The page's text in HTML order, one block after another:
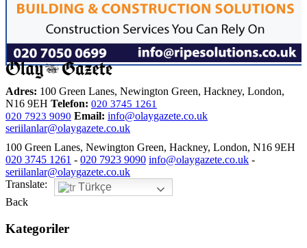
Adres: 100 Green Lanes, Newington Green, Hackney, London,
N16 9EH Telefon: 020 3745 1261
020 7923 9090 Email: info@olaygazete.co.uk
seriilanlar@olaygazete.co.uk
100 Green Lanes, Newington Green, Hackney, London, N16 9EH
020 3745 1261 - 020 7923 9090 info@olaygazete.co.uk -
seriilanlar@olaygazete.co.uk
Translate:
Türkçe
Back
Kategoriler